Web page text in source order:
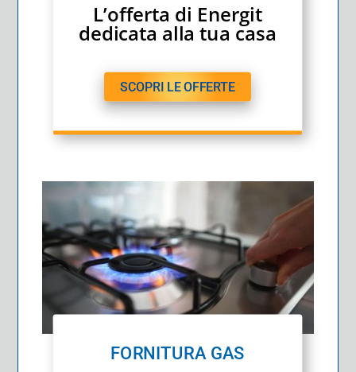
L’offerta di Energit
dedicata alla tua casa
SCOPRI LE OFFERTE
FORNITURA GAS